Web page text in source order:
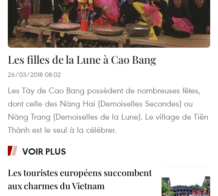
Les filles de la Lune à Cao Bang
26/03/2018 08:02
Les Tày de Cao Bang possèdent de nombreuses fêtes,
dont celle des Nàng Hai (Demoiselles Secondes) ou
Nàng Trang (Demoiselles de la Lune). Le village de Tiên
Thành est le seul à la célébrer.
VOIR PLUS
Les touristes européens succombent
aux charmes du Vietnam